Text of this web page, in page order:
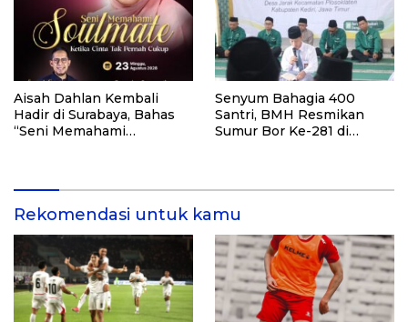
Aisah Dahlan Kembali
Hadir di Surabaya, Bahas
“Seni Memahami
Senyum Bahagia 400
Santri, BMH Resmikan
Sumur Bor Ke-281 di
Rekomendasi untuk kamu